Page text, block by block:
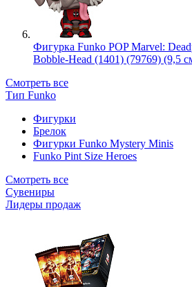
Фигурка Funko POP Marvel:
Bobble-Head (1401) (79769) (9,5
Смотреть все
Тип Funko
Фигурки
Брелок
Фигурки Funko Mystery Minis
Funko Pint Size Heroes
Смотреть все
Сувениры
Лидеры продаж